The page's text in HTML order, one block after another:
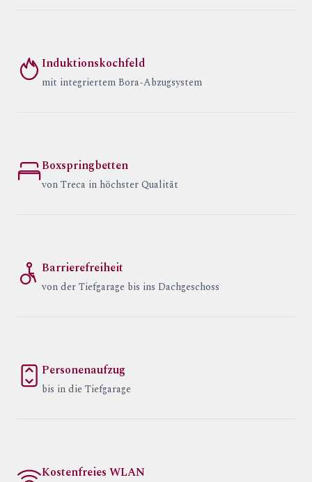
Induktionskochfeld
mit integriertem Bora-Abzugsystem
Boxspringbetten
von Treca in höchster Qualität
Barrierefreiheit
von der Tiefgarage bis ins Dachgeschoss
Personenaufzug
bis in die Tiefgarage
Kostenfreies WLAN